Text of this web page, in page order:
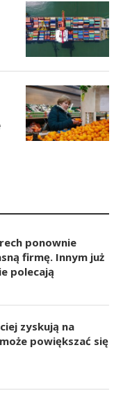
ponownie
firmę. Innym już
polecają
zyskują na
powiększać się